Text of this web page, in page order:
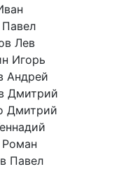
Лев
Игорь
Андрей
Дмитрий
Дмитрий
Роман
Павел